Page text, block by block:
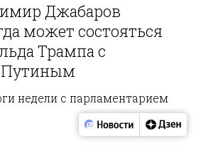
Джабаров
может состояться
Трампа с
недели с парламентарием